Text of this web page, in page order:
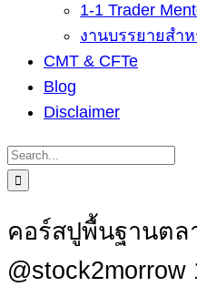
1-1 Trader
งานบรรยายสำ
CMT & CFTe
Blog
Disclaimer
Search
for:
คอร์สปูพื้นฐานต
@stock2morrow